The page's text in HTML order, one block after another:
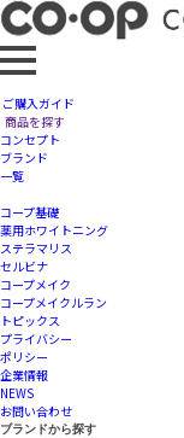
ご購入ガイド
商品を探す
コンセプト
ブランド
一覧
コープ基礎
薬用ホワイトニング
ステラマリス
セルビナ
コープメイク
コープメイクルラン
トピックス
プライバシー
ポリシー
企業情報
NEWS
お問い合わせ
ブランドから探す
【9月30日まで】
2023.8.31
オンラインメイク体
全国合計200名様に
ルラン5周年記念キ
2023年9月1日（金